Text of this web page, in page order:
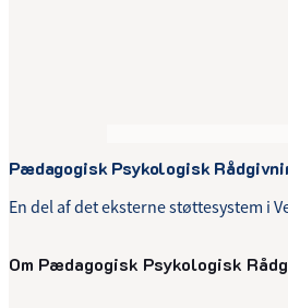
Pædagogisk Psykologisk
En del af det eksterne støttesystem i
Om Pædagogisk Psykologisk